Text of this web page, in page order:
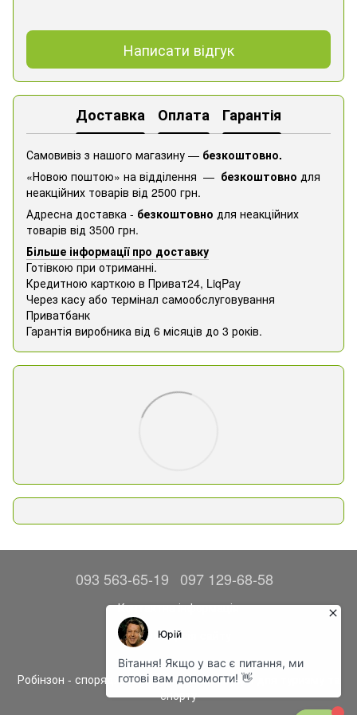
Написати відгук
Доставка Оплата Гарантія
Самовивіз з нашого магазину — безкоштовно.
«Новою поштою» на відділення — безкоштовно для
неакційних товарів від 2500 грн.
Адресна доставка - безкоштовно для неакційних
товарів від 3500 грн.
Більше інформації про доставку
Готівкою при отриманні.
Кредитною карткою в Приват24, ​​LiqPay
Через касу або термінал самообслуговування
Приватбанк
Гарантія виробника від 6 місяців до 3 років.
093 563-65-19 097 129-68-58
Контактна інформація
Повна версія сайту
© 2014—2026
Робінзон - спорядження, одяг та аксесуари для туризму та
спорту